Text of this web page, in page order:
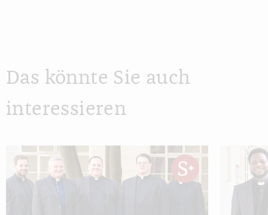
Das könnte Sie auch
interessieren